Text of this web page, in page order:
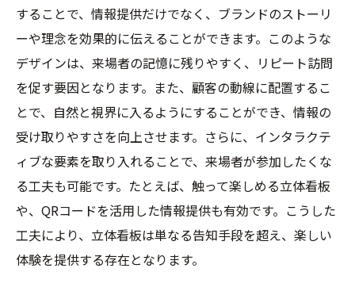
することで、情報提供だけでなく、ブランドのストーリ
ーや理念を効果的に伝えることができます。このような
デザインは、来場者の記憶に残りやすく、リピート訪問
を促す要因となります。また、顧客の動線に配置するこ
とで、自然と視界に入るようにすることができ、情報の
受け取りやすさを向上させます。さらに、インタラクテ
ィブな要素を取り入れることで、来場者が参加したくな
る工夫も可能です。たとえば、触って楽しめる立体看板
や、QRコードを活用した情報提供も有効です。こうした
工夫により、立体看板は単なる告知手段を超え、楽しい
体験を提供する存在となります。